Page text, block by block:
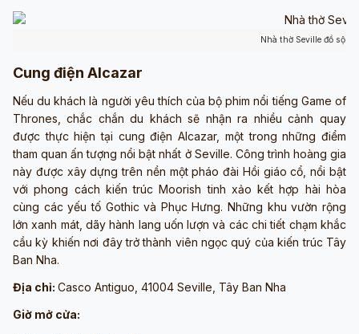
Nhà thờ Seville đồ sộ
Cung điện Alcazar
Nếu du khách là người yêu thích của bộ phim nổi tiếng Game of
Thrones, chắc chắn du khách sẽ nhận ra nhiều cảnh quay
được thực hiện tại cung điện Alcazar, một trong những điểm
tham quan ấn tượng nổi bật nhất ở Seville. Công trình hoàng gia
này được xây dựng trên nền một pháo đài Hồi giáo cổ, nổi bật
với phong cách kiến trúc Moorish tinh xảo kết hợp hài hòa
cùng các yếu tố Gothic và Phục Hưng. Những khu vườn rộng
lớn xanh mát, dãy hành lang uốn lượn và các chi tiết chạm khắc
cầu kỳ khiến nơi đây trở thành viên ngọc quý của kiến trúc Tây
Ban Nha.
Địa chỉ: Casco Antiguo, 41004 Seville, Tây Ban Nha
Giờ mở cửa: